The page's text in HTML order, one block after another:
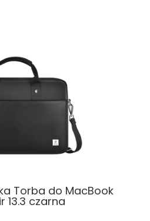
Torba do MacBook
13.3 czarna